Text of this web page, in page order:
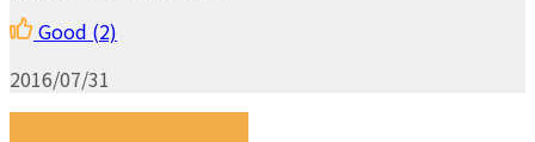
Good (2)
2016/07/31